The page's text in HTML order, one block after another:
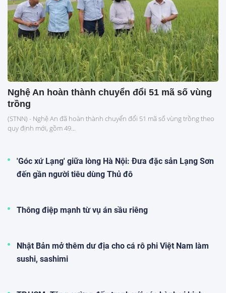
Nghệ An hoàn thành chuyển đổi 51 mã số vùng
trồng
(STNN) - Nghệ An đã hoàn thành chuyển đổi 51 mã số vùng trồng theo
quy định mới, gồm 49...
'Góc xứ Lạng' giữa lòng Hà Nội: Đưa đặc sản Lạng Sơn
đến gần người tiêu dùng Thủ đô
Thông điệp mạnh từ vụ án sầu riêng
Nhật Bản mở thêm dư địa cho cá rô phi Việt Nam làm
sushi, sashimi